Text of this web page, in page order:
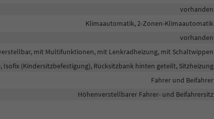
vorhanden
Klimaautomatik, 2-Zonen-Klimaautomatik
vorhanden
mit Multifunktionen, mit Lenkradheizung, mit Schaltwippen
Isofix (Kindersitzbefestigung), Rücksitzbank hinten geteilt, Sitzheizung
Fahrer und Beifahrer
Höhenverstellbarer Fahrer- und Beifahrersitz